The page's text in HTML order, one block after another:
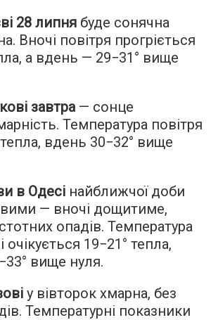
28 липня буде сонячна
Вночі повітря прогріється
а вдень — 29−31° вище
завтра — сонце
Температура повітря
тепла, вдень 30−32° вище
в Одесі найближчої доби
— вночі дощитиме,
опадів. Температура
очікується 19−21° тепла,
вище нуля.
у вівторок хмарна, без
Температурні показники